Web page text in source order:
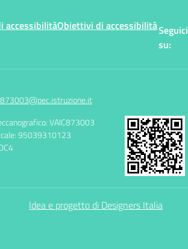
accessibilitàObiettivi di accessibilitàSeguici
su:
VAIC873003
95039310123
Idea e progetto di Designers Italia